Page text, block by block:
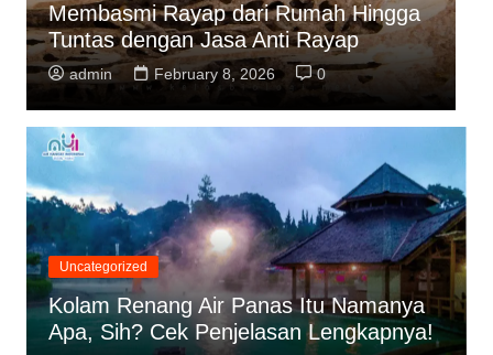
Mengapa Harus Menggunakan Jasa
Tebang Pohon Profesional?
admin February 3, 2026 0
Uncategorized
Kolam Renang Air Panas Itu Namanya
Apa, Sih? Cek Penjelasan Lengkapnya!